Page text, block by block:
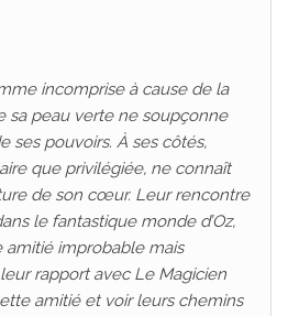
incomprise à cause de la
sa peau verte ne soupçonne
ses pouvoirs. À ses côtés,
que privilégiée, ne connaît
de son cœur. Leur rencontre
le fantastique monde d’Oz,
amitié improbable mais
rapport avec Le Magicien
amitié et voir leurs chemins